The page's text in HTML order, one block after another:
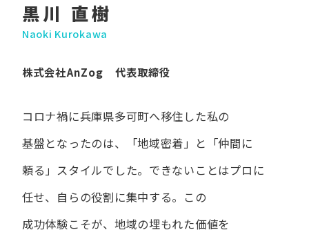
黒川 直樹
Naoki Kurokawa
株式会社AnZog 代表取締役
コロナ禍に​兵庫県多可町へ​移住した​私の​
基盤となったのは、
「地域密着」と​「仲間に​
頼る」スタイルでした。 できない​ことは​プロに​
任せ、​自らの​役割に​集中する。 この​
成功体験こそが、​地域の​埋もれた​価値を​